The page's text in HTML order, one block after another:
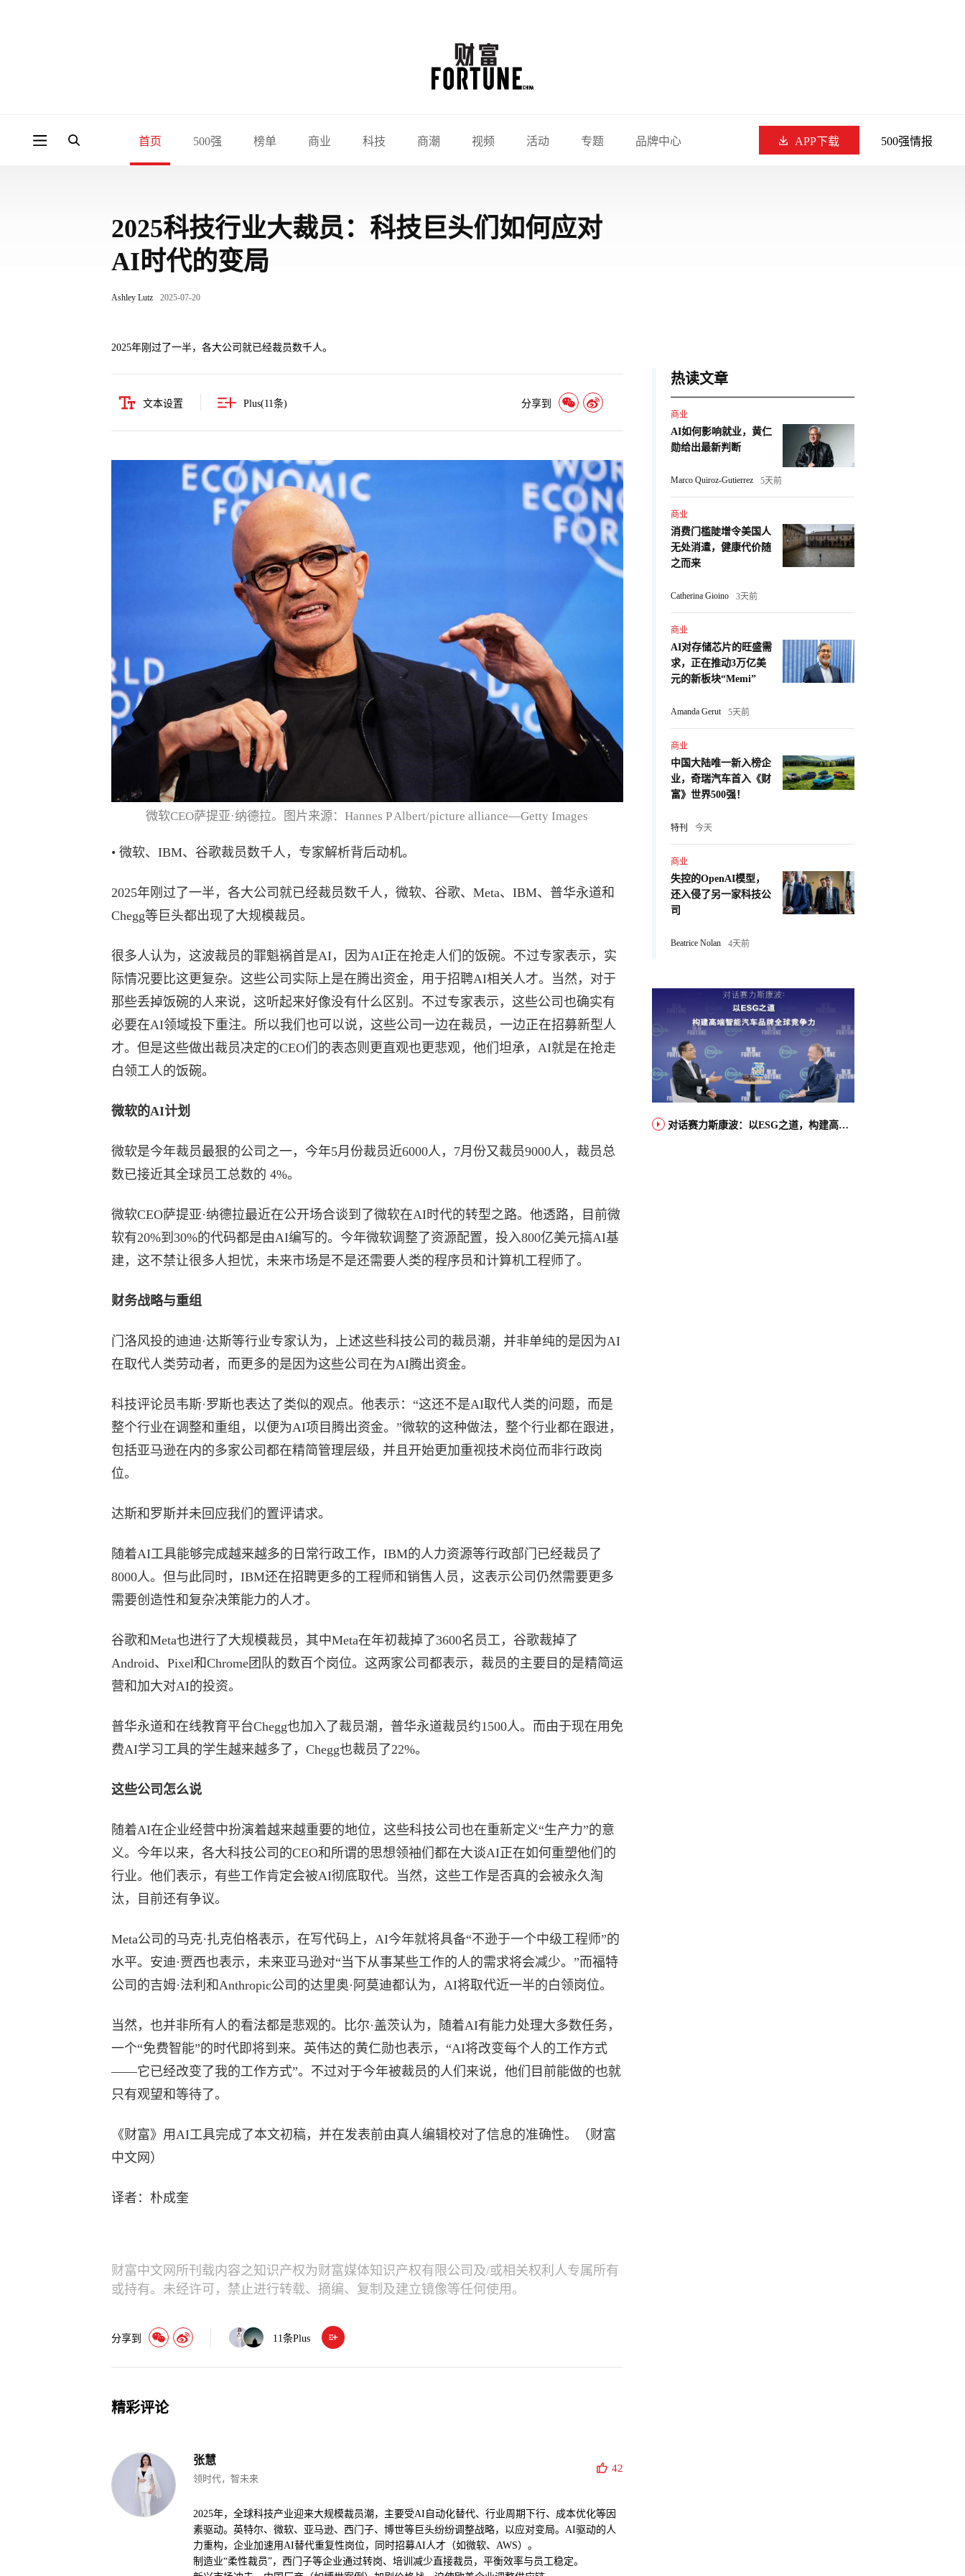
首页 500强 榜单 商业 科技 商潮 视频 活动 专题 品牌中心 APP下载 500强情报
2025科技行业大裁员：科技巨头们如何应对
AI时代的变局
Ashley Lutz 2025-07-20
2025年刚过了一半，各大公司就已经裁员数千人。
文本设置 Plus(11条) 分享到
微软CEO萨提亚·纳德拉。图片来源：Hannes P Albert/picture alliance—Getty Images
• 微软、IBM、谷歌裁员数千人，专家解析背后动机。
2025年刚过了一半，各大公司就已经裁员数千人，微软、谷歌、Meta、IBM、普华永道和
Chegg等巨头都出现了大规模裁员。
很多人认为，这波裁员的罪魁祸首是AI，因为AI正在抢走人们的饭碗。不过专家表示，实
际情况要比这更复杂。这些公司实际上是在腾出资金，用于招聘AI相关人才。当然，对于
那些丢掉饭碗的人来说，这听起来好像没有什么区别。不过专家表示，这些公司也确实有
必要在AI领域投下重注。所以我们也可以说，这些公司一边在裁员，一边正在招募新型人
才。但是这些做出裁员决定的CEO们的表态则更直观也更悲观，他们坦承，AI就是在抢走
白领工人的饭碗。
微软的AI计划
微软是今年裁员最狠的公司之一，今年5月份裁员近6000人，7月份又裁员9000人，裁员总
数已接近其全球员工总数的 4%。
微软CEO萨提亚·纳德拉最近在公开场合谈到了微软在AI时代的转型之路。他透路，目前微
软有20%到30%的代码都是由AI编写的。今年微软调整了资源配置，投入800亿美元搞AI基
建，这不禁让很多人担忧，未来市场是不是还需要人类的程序员和计算机工程师了。
财务战略与重组
门洛风投的迪迪·达斯等行业专家认为，上述这些科技公司的裁员潮，并非单纯的是因为AI
在取代人类劳动者，而更多的是因为这些公司在为AI腾出资金。
科技评论员韦斯·罗斯也表达了类似的观点。他表示：“这还不是AI取代人类的问题，而是
整个行业在调整和重组，以便为AI项目腾出资金。”微软的这种做法，整个行业都在跟进，
包括亚马逊在内的多家公司都在精简管理层级，并且开始更加重视技术岗位而非行政岗
位。
达斯和罗斯并未回应我们的置评请求。
随着AI工具能够完成越来越多的日常行政工作，IBM的人力资源等行政部门已经裁员了
8000人。但与此同时，IBM还在招聘更多的工程师和销售人员，这表示公司仍然需要更多
需要创造性和复杂决策能力的人才。
谷歌和Meta也进行了大规模裁员，其中Meta在年初裁掉了3600名员工，谷歌裁掉了
Android、Pixel和Chrome团队的数百个岗位。这两家公司都表示，裁员的主要目的是精简运
营和加大对AI的投资。
普华永道和在线教育平台Chegg也加入了裁员潮，普华永道裁员约1500人。而由于现在用免
费AI学习工具的学生越来越多了，Chegg也裁员了22%。
这些公司怎么说
随着AI在企业经营中扮演着越来越重要的地位，这些科技公司也在重新定义“生产力”的意
义。今年以来，各大科技公司的CEO和所谓的思想领袖们都在大谈AI正在如何重塑他们的
行业。他们表示，有些工作肯定会被AI彻底取代。当然，这些工作是否真的会被永久淘
汰，目前还有争议。
Meta公司的马克·扎克伯格表示，在写代码上，AI今年就将具备“不逊于一个中级工程师”的
水平。安迪·贾西也表示，未来亚马逊对“当下从事某些工作的人的需求将会减少。”而福特
公司的吉姆·法利和Anthropic公司的达里奥·阿莫迪都认为，AI将取代近一半的白领岗位。
当然，也并非所有人的看法都是悲观的。比尔·盖茨认为，随着AI有能力处理大多数任务，
一个“免费智能”的时代即将到来。英伟达的黄仁勋也表示，“AI将改变每个人的工作方式
——它已经改变了我的工作方式”。不过对于今年被裁员的人们来说，他们目前能做的也就
只有观望和等待了。
《财富》用AI工具完成了本文初稿，并在发表前由真人编辑校对了信息的准确性。（财富
中文网）
译者：朴成奎
财富中文网所刊载内容之知识产权为财富媒体知识产权有限公司及/或相关权利人专属所有
或持有。未经许可，禁止进行转载、摘编、复制及建立镜像等任何使用。
分享到 11条Plus
精彩评论
张慧
领时代，智未来
42
2025年，全球科技产业迎来大规模裁员潮，主要受AI自动化替代、行业周期下行、成本优化等因
素驱动。英特尔、微软、亚马逊、西门子、博世等巨头纷纷调整战略，以应对变局。AI驱动的人
力重构，企业加速用AI替代重复性岗位，同时招募AI人才（如微软、AWS）。
制造业“柔性裁员”，西门子等企业通过转岗、培训减少直接裁员，平衡效率与员工稳定。
热读文章
商业
AI如何影响就业，黄仁
勋给出最新判断
Marco Quiroz-Gutierrez 5天前
商业
消费门槛陡增令美国人
无处消遣，健康代价随
之而来
Catherina Gioino 3天前
商业
AI对存储芯片的旺盛需
求，正在推动3万亿美
元的新板块“Memi”
Amanda Gerut 5天前
商业
中国大陆唯一新入榜企
业，奇瑞汽车首入《财
富》世界500强！
特刊 今天
商业
失控的OpenAI模型，
还入侵了另一家科技公
司
Beatrice Nolan 4天前
对话赛力斯康波：以ESG之道，构建高端智能汽车品牌全球竞争力